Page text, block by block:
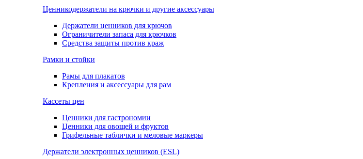
Ценникодержатели на крючки и другие аксессуары
Держатели ценников для крючов
Ограничители запаса для крючков
Средства защиты против краж
Рамки и стойки
Рамы для плакатов
Крепления и аксессуары для рам
Кассеты цен
Ценники для гастрономии
Ценники для овощей и фруктов
Грифельные таблички и меловые маркеры
Держатели электронных ценников (ESL)